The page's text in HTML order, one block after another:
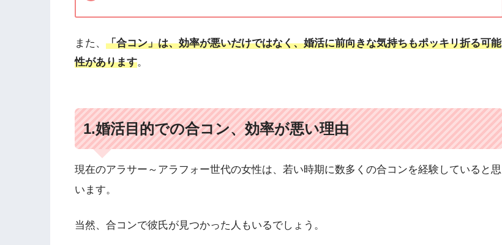
また、 「合コン」は、効率が悪いだけではなく、婚活に前向きな気持ちもポッキリ折る可能
性があります。
1.婚活目的での合コン、効率が悪い理由
現在のアラサー～アラフォー世代の女性は、若い時期に数多くの合コンを経験していると思
います。
当然、合コンで彼氏が見つかった人もいるでしょう。